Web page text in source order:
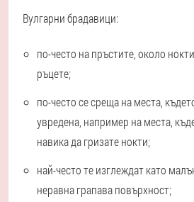
Вулгарни брадавици:
по-често на пръстите, около
ръцете;
по-често се среща на места,
увредена, например на места,
навика да гризате нокти;
най-често те изглеждат като
неравна грапава повърхност;